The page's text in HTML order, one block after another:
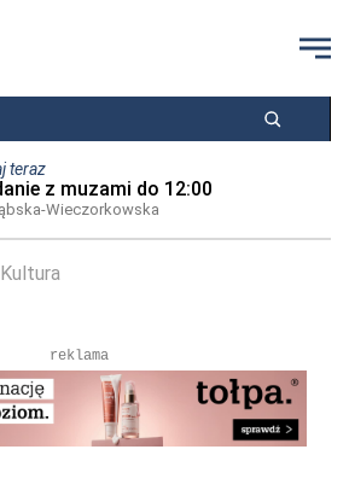
teraz
z muzami do 12:00
Wieczorkowska
Kultura
reklama